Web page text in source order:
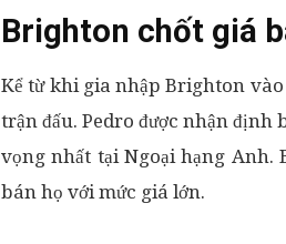
Brighton chốt giá
Kể từ khi gia nhập Brighton vào
trận đấu. Pedro được nhận
vọng nhất tại Ngoại hạng Anh.
bán họ với mức giá lớn.